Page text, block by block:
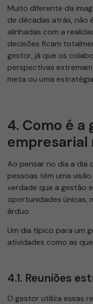
Muito diferente da
de décadas atrás, não
alinhadas com a
decisões ficam
gestor, já que os
perspectivas
meta ou uma
4. Como é a
empresarial
Ao pensar no dia a dia
pessoas têm uma
verdade que a gestão
oportunidades únicas,
árduo.
Um dia típico para um
atividades como as
4.1. Reuniões
O gestor utiliza essas